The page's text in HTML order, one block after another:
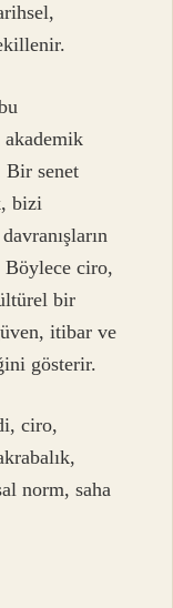
akademik
Bir senet
bizi
Böylece ciro,
bir
itibar ve
gösterir.
ciro,
norm, saha